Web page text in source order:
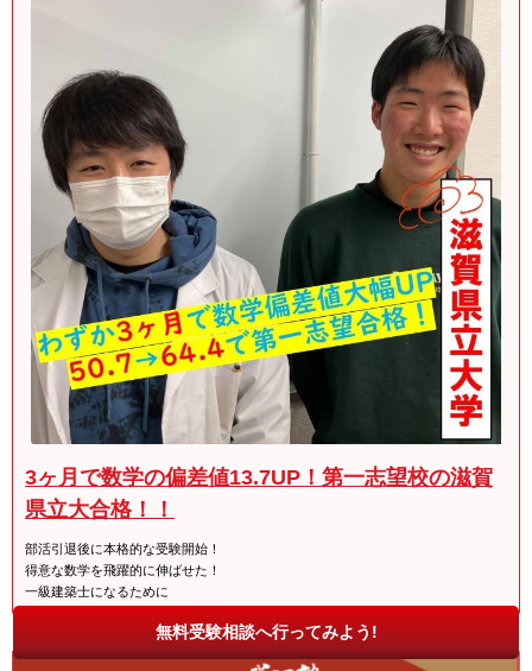
3ヶ月で数学の偏差値13.7UP！第一志望校の滋賀
県立大合格！！
部活引退後に本格的な受験開始！
得意な数学を飛躍的に伸ばせた！
一級建築士になるために
無料受験相談へ行ってみよう!